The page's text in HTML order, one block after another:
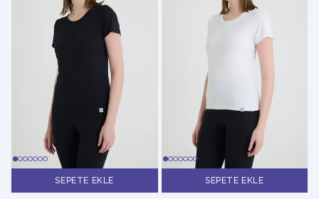
SEPETE EKLE SEPETE EKLE